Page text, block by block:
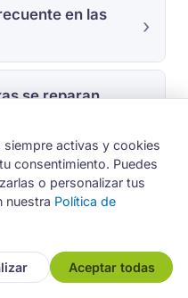
en las
se reparan
error E18 en
pierden agua
activas y cookies
consentimiento. Puedes
o personalizar tus
nuestra Política de
Aceptar todas